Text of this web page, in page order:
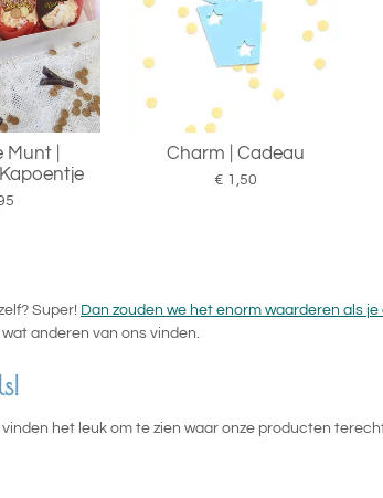
|
Charm | Cadeau
€ 1,50
Super! Dan zouden we het enorm waarderen als
anderen van ons vinden.
het leuk om te zien waar onze producten